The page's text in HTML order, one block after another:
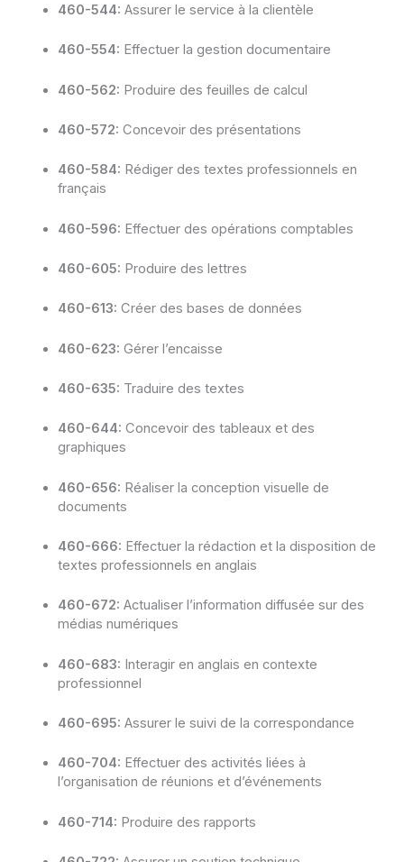
460-544: Assurer le service à la clientèle
460-554: Effectuer la gestion documentaire
460-562: Produire des feuilles de calcul
460-572: Concevoir des présentations
460-584: Rédiger des textes professionnels en
français
460-596: Effectuer des opérations comptables
460-605: Produire des lettres
460-613: Créer des bases de données
460-623: Gérer l’encaisse
460-635: Traduire des textes
460-644: Concevoir des tableaux et des
graphiques
460-656: Réaliser la conception visuelle de
documents
460-666: Effectuer la rédaction et la disposition de
textes professionnels en anglais
460-672: Actualiser l’information diffusée sur des
médias numériques
460-683: Interagir en anglais en contexte
professionnel
460-695: Assurer le suivi de la correspondance
460-704: Effectuer des activités liées à
l’organisation de réunions et d’événements
460-714: Produire des rapports